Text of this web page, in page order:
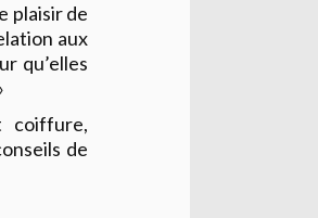
plaisir de
aux
qu’elles
coiffure,
de